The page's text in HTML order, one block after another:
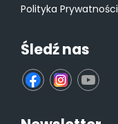
Polityka Prywatności
Śledź nas
fb ins yt